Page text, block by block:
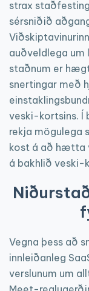
strax
sérsniðið
auðveldlega um
staðnum er
snertingar með
veski-kortsins. Í
rekja mögulega
kost á að hætta
á bakhlið veski-
Vegna þess að
innleiðanleg
verslunum um